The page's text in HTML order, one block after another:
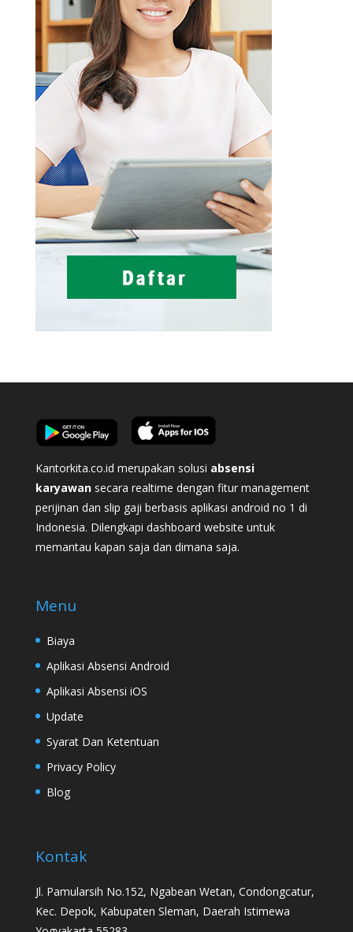
Kantorkita.co.id merupakan solusi absensi
karyawan secara realtime dengan fitur management
perijinan dan slip gaji berbasis aplikasi android no 1 di
Indonesia. Dilengkapi dashboard website untuk
memantau kapan saja dan dimana saja.
Menu
Biaya
Aplikasi Absensi Android
Aplikasi Absensi iOS
Update
Syarat Dan Ketentuan
Privacy Policy
Blog
Kontak
Jl. Pamularsih No.152, Ngabean Wetan, Condongcatur,
Kec. Depok, Kabupaten Sleman, Daerah Istimewa